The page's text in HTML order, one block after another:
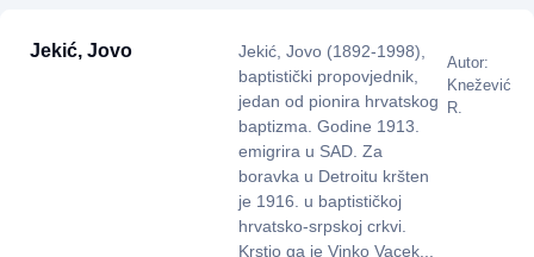
Jekić, Jovo
Jekić, Jovo (1892-1998),
baptistički propovjednik,
jedan od pionira hrvatskog
baptizma. Godine 1913.
emigrira u SAD. Za
boravka u Detroitu kršten
je 1916. u baptističkoj
hrvatsko-srpskoj crkvi.
Krstio ga je Vinko Vacek...
Autor:
Knežević
R.